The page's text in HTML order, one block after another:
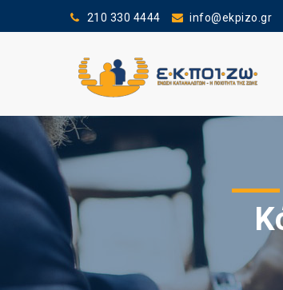
210 330 4444 info@ekpizo.gr